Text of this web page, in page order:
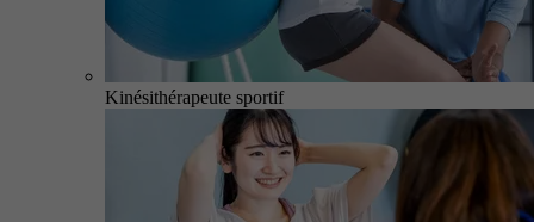
Kinésithérapeute sportif